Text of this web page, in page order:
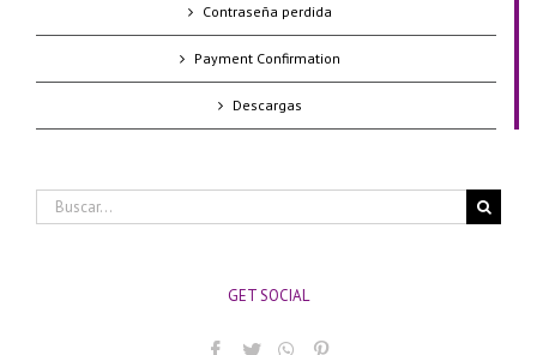
Contraseña perdida
Payment Confirmation
Descargas
Buscar:
GET SOCIAL